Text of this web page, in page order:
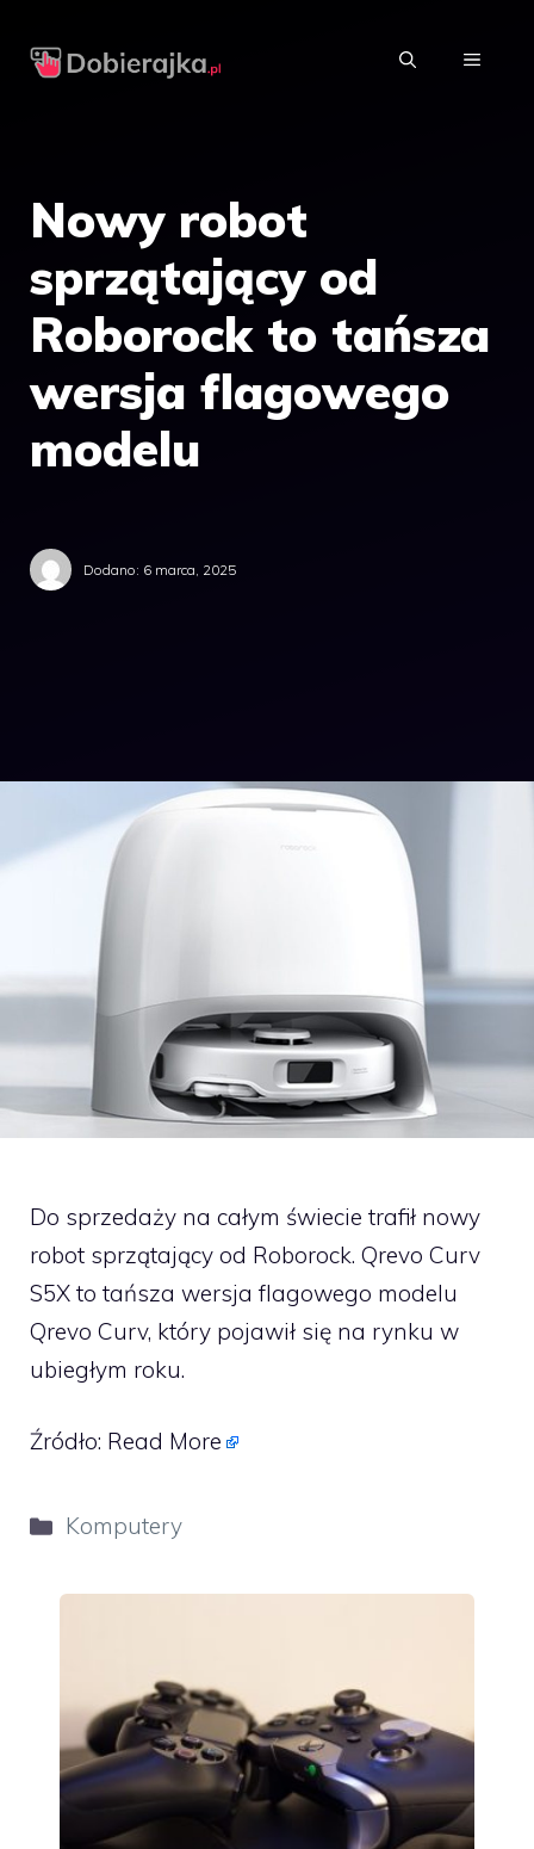
MENU
Nowy robot
sprzątający od
Roborock to tańsza
wersja flagowego
modelu
Dodano: 6 marca, 2025
Do sprzedaży na całym świecie trafił nowy
robot sprzątający od Roborock. Qrevo Curv
S5X to tańsza wersja flagowego modelu
Qrevo Curv, który pojawił się na rynku w
ubiegłym roku.
Źródło: Read More
Kategorie
Komputery